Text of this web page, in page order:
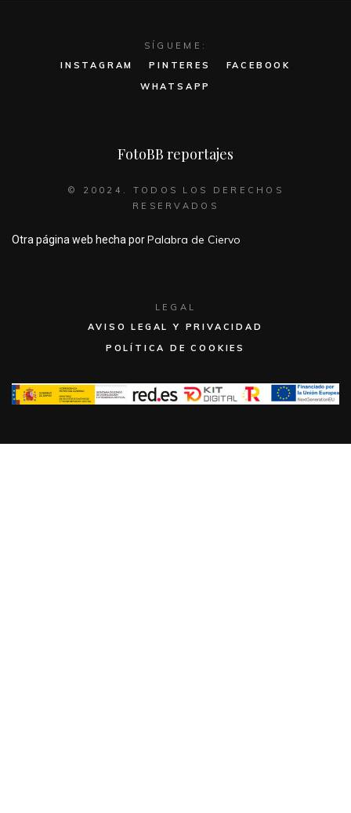
FotoBB reportajes
© 20024. TODOS LOS DERECHOS
RESERVADOS
Otra página web hecha porPalabra de Ciervo
SÍGUEME:
INSTAGRAM
PINTERES
FACEBOOK
WHATSAPP
LEGAL
AVISO LEGAL Y PRIVACIDAD
POLÍTICA DE COOKIES